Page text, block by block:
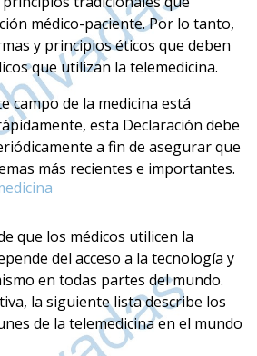
médico-paciente. Por lo tanto,
y principios éticos que deben
que utilizan la telemedicina.
campo de la medicina está
esta Declaración debe
a fin de asegurar que
más recientes e importantes.
que los médicos utilicen la
del acceso a la tecnología y
en todas partes del mundo.
la siguiente lista describe los
de la telemedicina en el mundo